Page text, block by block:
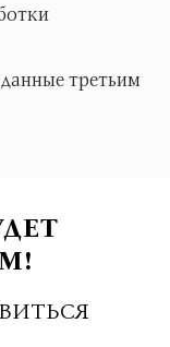
третьим